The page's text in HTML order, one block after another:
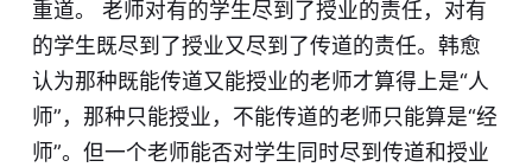
重道。 老师对有的学生尽到了授业的责任，对有
的学生既尽到了授业又尽到了传道的责任。韩愈
认为那种既能传道又能授业的老师才算得上是“人
师”，那种只能授业，不能传道的老师只能算是“经
师”。但一个老师能否对学生同时尽到传道和授业